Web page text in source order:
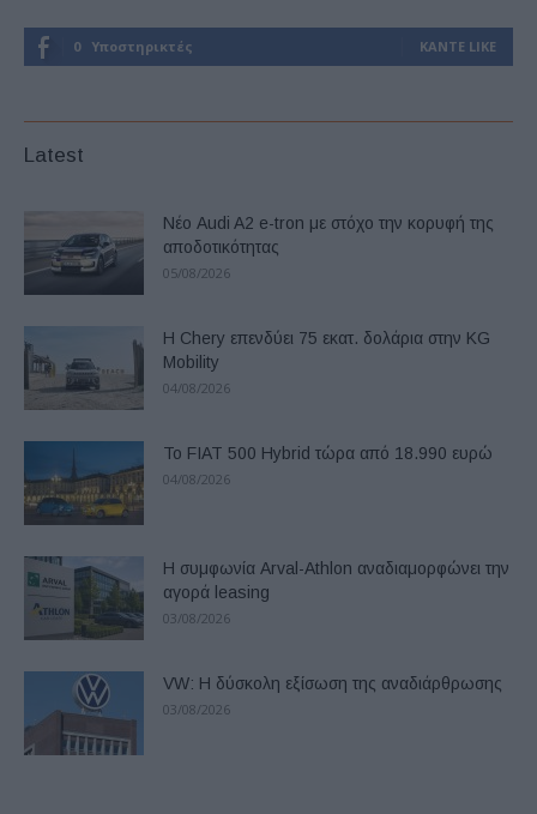
0 Υποστηρικτές ΚΆΝΤΕ LIKE
Latest
Νέο Audi A2 e-tron με στόχο την κορυφή της
αποδοτικότητας
05/08/2026
Η Chery επενδύει 75 εκατ. δολάρια στην KG
Mobility
04/08/2026
Το FIAT 500 Hybrid τώρα από 18.990 ευρώ
04/08/2026
Η συμφωνία Arval-Athlon αναδιαμορφώνει την
αγορά leasing
03/08/2026
VW: Η δύσκολη εξίσωση της αναδιάρθρωσης
03/08/2026